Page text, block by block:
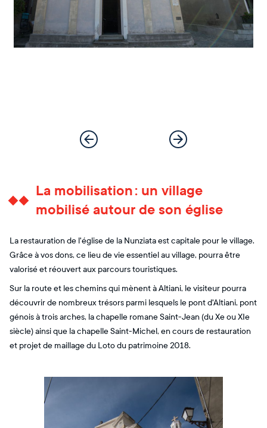
La mobilisation : un village
mobilisé autour de son église
La restauration de l'église de la Nunziata est capitale pour le village.
Grâce à vos dons, ce lieu de vie essentiel au village, pourra être
valorisé et réouvert aux parcours touristiques.
Sur la route et les chemins qui mènent à Altiani, le visiteur pourra
découvrir de nombreux trésors parmi lesquels le pont d'Altiani, pont
génois à trois arches, la chapelle romane Saint-Jean (du Xe ou XIe
siècle) ainsi que la chapelle Saint-Michel, en cours de restauration
et projet de maillage du Loto du patrimoine 2018.